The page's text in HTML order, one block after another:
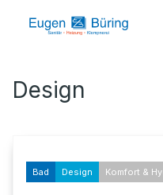
Design
Bad Design Komfort &